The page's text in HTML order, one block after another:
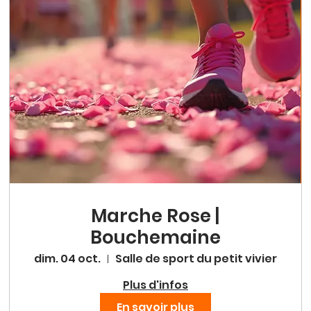
Marche Rose |
Bouchemaine
dim. 04 oct.
Salle de sport du petit vivier
Plus d'infos
En savoir plus